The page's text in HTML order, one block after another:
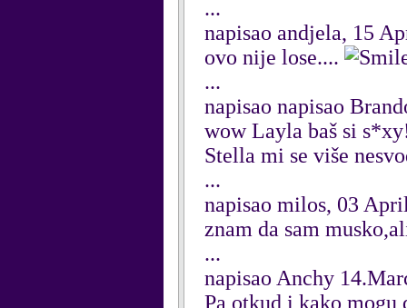
...
napisao andjela, 15
ovo nije lose....
...
napisao napisao
wow Layla baš si
Stella mi se više
...
napisao milos, 03
znam da sam
...
napisao Anchy
Pa otkud i kako